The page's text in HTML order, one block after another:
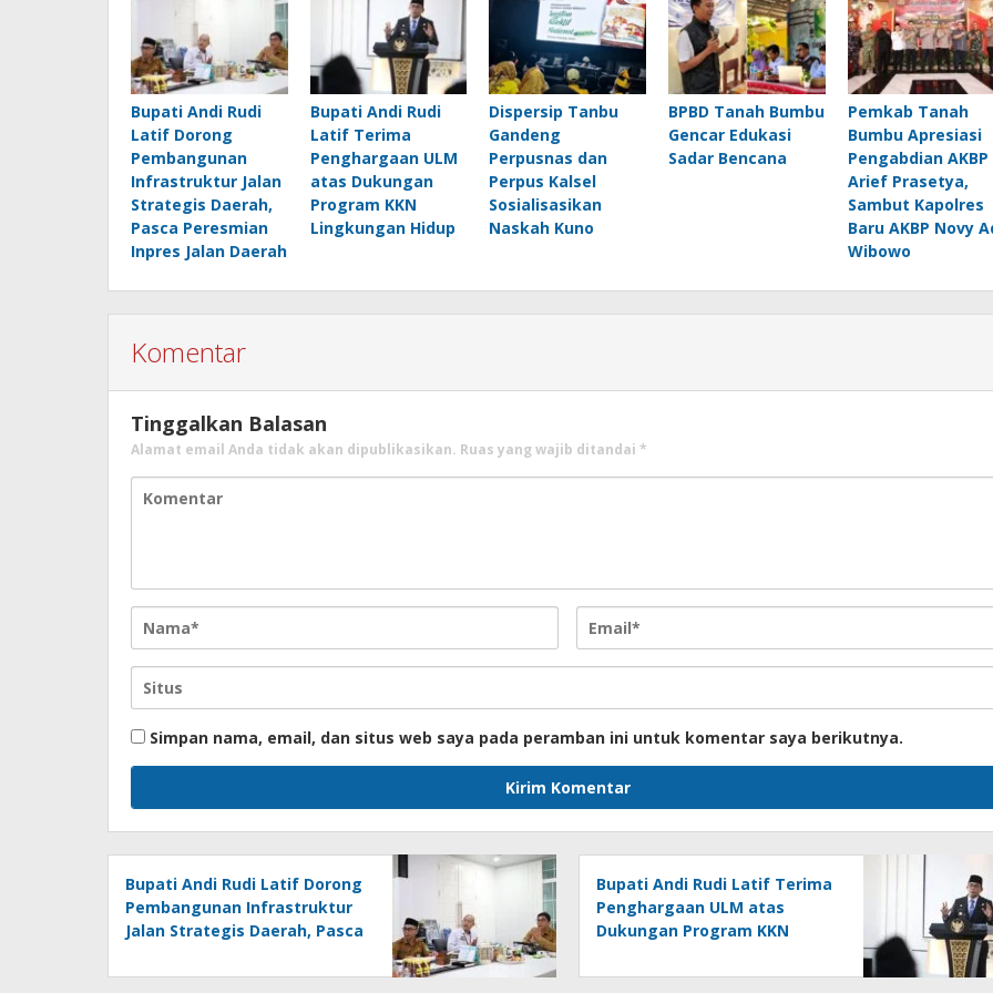
Bupati Andi Rudi
Latif Dorong
Pembangunan
Infrastruktur Jalan
Strategis Daerah,
Pasca Peresmian
Inpres Jalan Daerah
Bupati Andi Rudi
Latif Terima
Penghargaan ULM
atas Dukungan
Program KKN
Lingkungan Hidup
Dispersip Tanbu
Gandeng
Perpusnas dan
Perpus Kalsel
Sosialisasikan
Naskah Kuno
BPBD Tanah Bumbu
Gencar Edukasi
Sadar Bencana
Pemkab Tanah
Bumbu Apresiasi
Pengabdian AKBP
Arief Prasetya,
Sambut Kapolres
Baru AKBP Novy
Wibowo
Komentar
Tinggalkan Balasan
Alamat email Anda tidak akan dipublikasikan. Ruas yang wajib ditandai *
Simpan nama, email, dan situs web saya pada peramban ini untuk komentar saya berikutnya.
Bupati Andi Rudi Latif Dorong
Pembangunan Infrastruktur
Jalan Strategis Daerah, Pasca
Daerah
Bupati Andi Rudi Latif Terima
Penghargaan ULM atas
Dukungan Program KKN